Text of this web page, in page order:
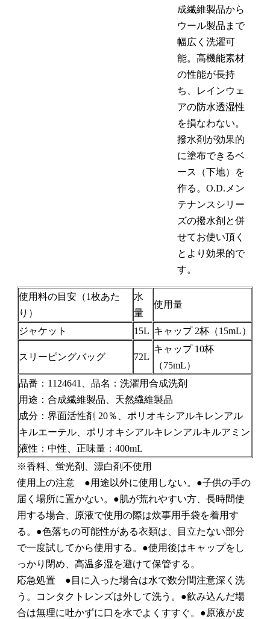
成繊維製品から
ウール製品まで
幅広く洗濯可
能。高機能素材
の性能が長持
ち、レインウェ
アの防水透湿性
を損なわない。
撥水剤が効果的
に塗布できるベ
ース（下地）を
作る。O.D.メン
テナンスシリー
ズの撥水剤と併
せてお使い頂く
とより効果的で
す。
使用料の目安（1枚あた
り）
水
量
使用量
ジャケット 15L キャップ 2杯（15mL）
スリーピングバッグ 72L
キャップ 10杯
（75mL）
品番：1124641、品名：洗濯用合成洗剤
用途：合成繊維製品、天然繊維製品
成分：界面活性剤 20％、ポリオキシアルキレンアル
キルエーテル、ポリオキシアルキレンアルキルアミン
液性：中性、正味量：400mL
※香料、蛍光剤、漂白剤不使用
使用上の注意 ●用途以外に使用しない。●子供の手の
届く場所に置かない。●肌が荒れやすい方、長時間使
用する場合、原液で使用の際は炊事用手袋を着用す
る。●色落ちの可能性がある衣類は、目立たない部分
で一度試してから使用する。●使用後はキャップをし
っかり閉め、高温多湿を避けて保管する。
応急処置 ●目に入った場合は水で数分間注意深く洗
う。コンタクトレンズは外して洗う。●飲み込んだ場
合は無理に吐かずに口を水でよくすすぐ。●原液が皮